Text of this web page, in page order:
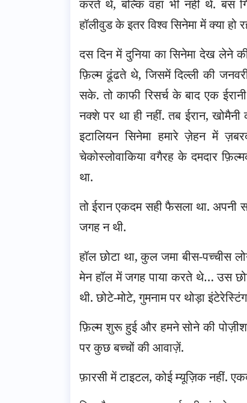
करते थे, बल्कि वहां भी नहीं थे. बस
हॉलीवुड के इतर विश्व सिनेमा में क्या
दस दिन में दुनिया का सिनेमा देख लेने
फ़िल्म ढूंढते थे, जिसमें दिल्ली की
सके. तो काफी रिसर्च के बाद एक
नक्शे पर था ही नहीं. तब ईरान,
इटालियन सिनेमा हमारे ज़ेहन में
चेकोस्लोवाकिया वगैरह के दमदार
था.
तो ईरान एकदम सही फैसला था. अपनी
जगह न थी.
हॉल छोटा था, कुल जमा बीस-पच्चीस
मेन हॉल में जगह पाया करते थे… उस
थी. छोटे-मोटे, गुमनाम पर थोड़ा
फ़िल्म शुरू हुई और हमने सोने की
पर कुछ बच्चों की आवाज़ें.
फ़ारसी में टाइटल, कोई म्यूज़िक नहीं.